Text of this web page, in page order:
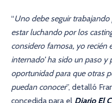
“Uno debe seguir
estar luchando por los
considero famosa, yo recién
internado’ ha sido un paso y
oportunidad para que otras
puedan conocer”, detalló
concedida para el Diario El